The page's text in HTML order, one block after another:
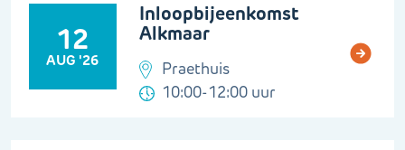
12
AUG '26
Inloopbijeenkomst
Alkmaar
Praethuis
10:00-12:00 uur